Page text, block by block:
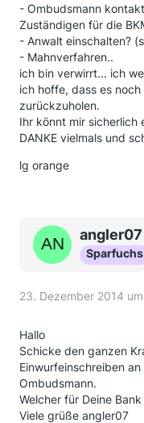
- Ombudsmann
Zuständigen für die
- Anwalt einschalten?
- Mahnverfahren..
ich bin verwirrt... ich
ich hoffe, dass es
zurückzuholen.
Ihr könnt mir sicherlich
DANKE vielmals und
lg orange
angler07
Sparfuchs
23. Dezember 2014
Hallo
Schicke den ganzen
Einwurfeinschreiben
Ombudsmann.
Welcher für Deine
Viele grüße angler07